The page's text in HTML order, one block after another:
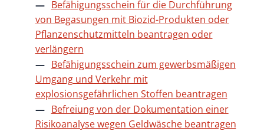
Befähigungsschein für die Durchführung
von Begasungen mit Biozid-Produkten oder
Pflanzenschutzmitteln beantragen oder
verlängern
Befähigungsschein zum gewerbsmäßigen
Umgang und Verkehr mit
explosionsgefährlichen Stoffen beantragen
Befreiung von der Dokumentation einer
Risikoanalyse wegen Geldwäsche beantragen